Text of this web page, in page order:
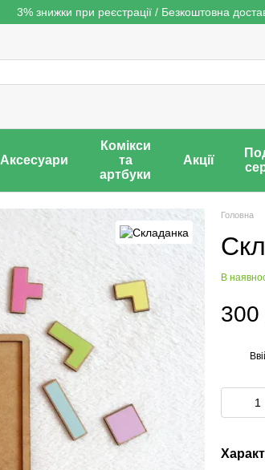
3% знижки при реєстрації / Безкоштовна
Аксесуари
Комікси
та
артбуки
Акції
Головна
В
300